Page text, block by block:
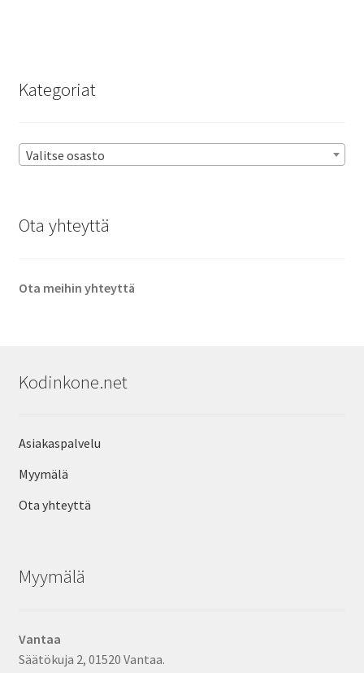
Kategoriat
Valitse osasto
Ota yhteyttä
Ota meihin yhteyttä
Kodinkone.net
Asiakaspalvelu
Myymälä
Ota yhteyttä
Myymälä
Vantaa
Säätökuja 2, 01520 Vantaa.